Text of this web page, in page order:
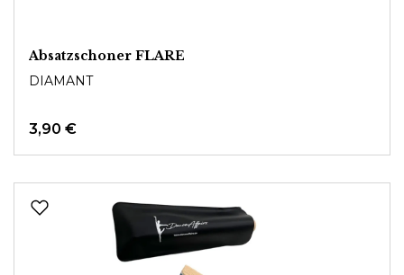
Absatzschoner FLARE
DIAMANT
3,90 €